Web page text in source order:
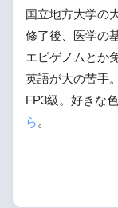
国立地方大学の
修了後、医学の
エピゲノムとか
英語が大の苦手
FP3級。好きな
ら 。